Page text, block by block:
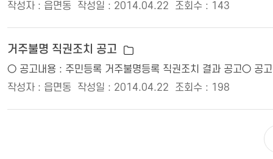
작성자 : 읍면동
작성일 : 2014.04.22 조회수 : 143
거주불명 직권조치 공고
○ 공고내용 : 주민등록 거주불명등록 직권조치 결과 공고○
작성자 : 읍면동
작성일 : 2014.04.22 조회수 : 198